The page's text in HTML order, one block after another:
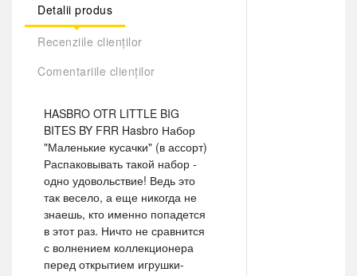
Detalii produs
Recenziile clienților
Comentariile clienților
HASBRO OTR LITTLE BIG
BITES BY FRR Hasbro Набор
"Маленькие кусачки" (в ассорт)
Распаковывать такой набор -
одно удовольствие! Ведь это
так весело, а еще никогда не
знаешь, кто именно попадется
в этот раз. Ничто не сравнится
с волнением коллекционера
перед открытием игрушки-